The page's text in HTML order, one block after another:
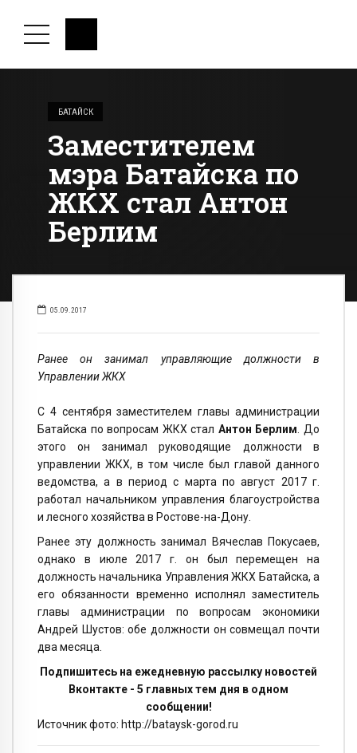
БАТАЙСК
Заместителем
мэра Батайска по
ЖКХ стал Антон
Берлим
05.09.2017
Ранее он занимал управляющие должности в
Управлении ЖКХ
С 4 сентября заместителем главы администрации
Батайска по вопросам ЖКХ стал Антон Берлим. До
этого он занимал руководящие должности в
управлении ЖКХ, в том числе был главой данного
ведомства, а в период с марта по август 2017 г.
работал начальником управления благоустройства
и лесного хозяйства в Ростове-на-Дону.
Ранее эту должность занимал Вячеслав Покусаев,
однако в июле 2017 г. он был перемещен на
должность начальника Управления ЖКХ Батайска, а
его обязанности временно исполнял заместитель
главы администрации по вопросам экономики
Андрей Шустов: обе должности он совмещал почти
два месяца.
Подпишитесь на ежедневную рассылку новостей
Вконтакте - 5 главных тем дня в одном
сообщении!
Источник фото: http://bataysk-gorod.ru